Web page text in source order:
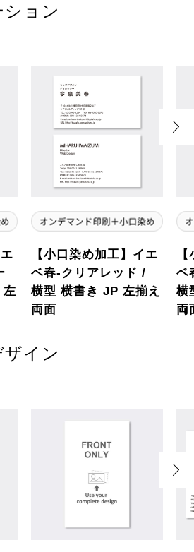
ョン
左
【小口染め加工】イエ
ベ春-クリアレッド /
横型 横書き JP 左揃え
両面
ベ
横
両
Next
イン